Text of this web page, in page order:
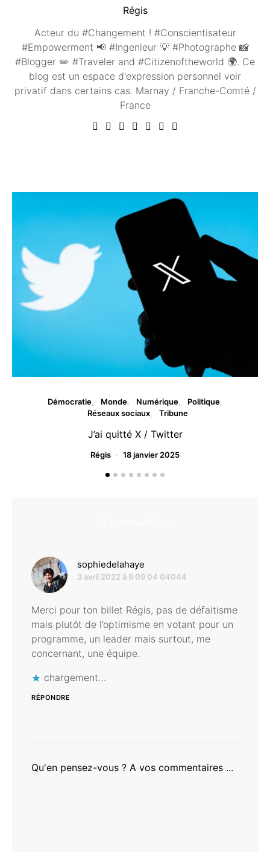
Régis
Acteur du #Changement ! #Conscientisateur
#Empowerment 📢 #Ingenieur 💡 #Photographe 📸
#Blogger ✏️ #Traveler and #Citizenoftheworld 🌍. Ce
blog est un espace d'expression personnel voir
privatif dans certains cas. Marnay / Franche-Comté /
France
Démocratie Monde Numérique
Politique
Réseaux sociaux
Tribune
J’ai quitté X / Twitter
Régis 18 janvier 2025
sophiedelahaye
3 avril 2022 à 9 09 04 04044
Merci pour ton billet Régis, pas de défaitisme
mais plutôt de l’optimisme en votant pour un
programme, un leader mais surtout, me
concernant, une équipe.
chargement…
RÉPONDRE
Qu'en pensez-vous ? A vos commentaires ...